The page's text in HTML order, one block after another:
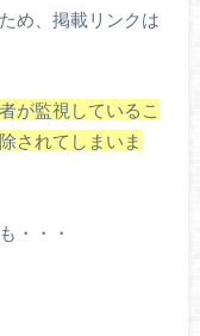
め、掲載リンクは
が監視しているこ
されてしまいま
・・・